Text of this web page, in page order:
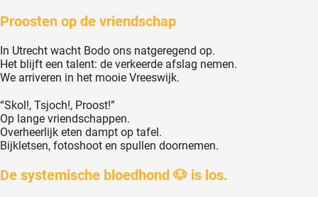
Proosten op de vriendschap
In Utrecht wacht Bodo ons natgeregend op.
Het blijft een talent: de verkeerde afslag nemen.
We arriveren in het mooie Vreeswijk.
“Skol!, Tsjoch!, Proost!”
Op lange vriendschappen.
Overheerlijk eten dampt op tafel.
Bijkletsen, fotoshoot en spullen doornemen.
De systemische bloedhond 🐶 is los.